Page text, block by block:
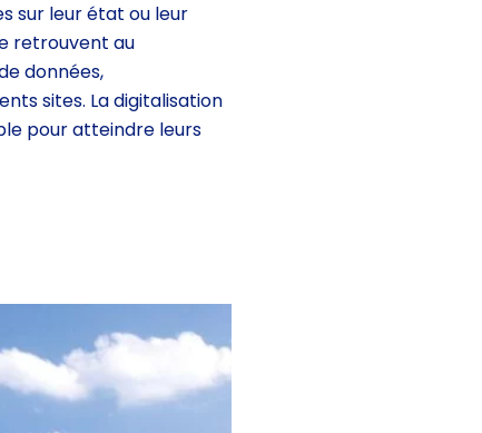
sur leur état ou leur
retrouvent au
données,
sites. La digitalisation
pour atteindre leurs